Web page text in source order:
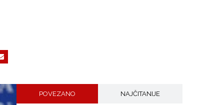
POVEZANO NAJČITANIJE